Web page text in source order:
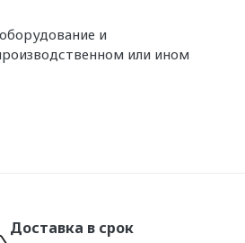
и
или ином
Доставка в срок